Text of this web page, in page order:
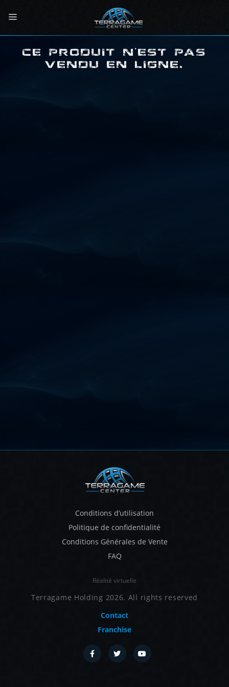
au
CE PRODUIT N'EST PAS
VENDU EN LIGNE.
Conditions d’utilisation
Politique de confidentialité
Conditions Générales de Vente
FAQ
Réalité virtuelle
Terragame Holding 2026. All rights reserved
Contact
Franchise